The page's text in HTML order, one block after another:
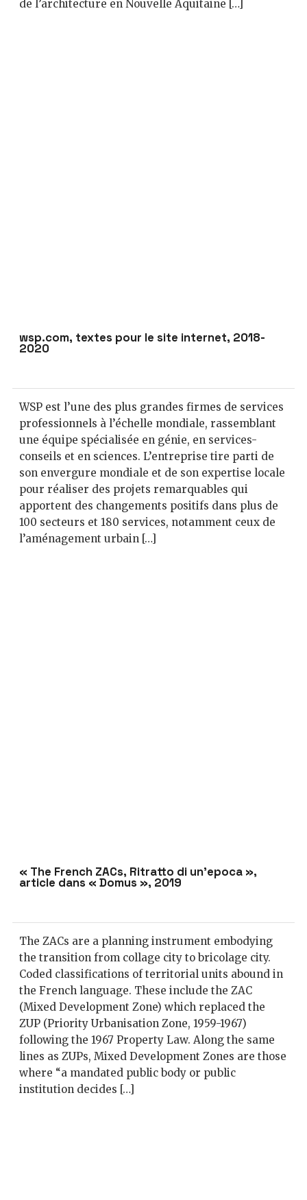
de l’architecture en Nouvelle Aquitaine […]
wsp.com, textes pour le site internet, 2018-
2020
WSP est l’une des plus grandes firmes de services
professionnels à l’échelle mondiale, rassemblant
une équipe spécialisée en génie, en services-
conseils et en sciences. L’entreprise tire parti de
son envergure mondiale et de son expertise locale
pour réaliser des projets remarquables qui
apportent des changements positifs dans plus de
100 secteurs et 180 services, notamment ceux de
l’aménagement urbain […]
« The French ZACs, Ritratto di un’epoca »,
article dans « Domus », 2019
The ZACs are a planning instrument embodying
the transition from collage city to bricolage city.
Coded classifications of territorial units abound in
the French language. These include the ZAC
(Mixed Development Zone) which replaced the
ZUP (Priority Urbanisation Zone, 1959-1967)
following the 1967 Property Law. Along the same
lines as ZUPs, Mixed Development Zones are those
where “a mandated public body or public
institution decides […]